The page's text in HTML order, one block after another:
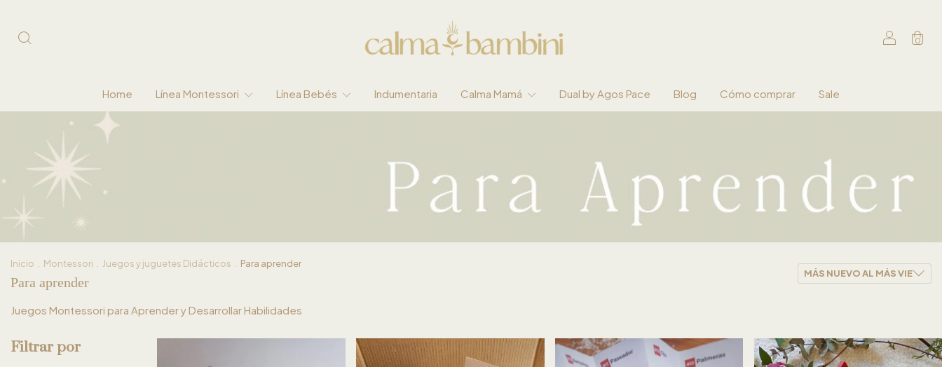
0
Home Línea Montessori Línea Bebés Indumentaria Calma Mamá Dual by Agos Pace Blog Cómo comprar Sale
Inicio . Montessori . Juegos y juguetes Didácticos . Para aprender
Para aprender
Juegos Montessori para Aprender y Desarrollar Habilidades
Filtrar por